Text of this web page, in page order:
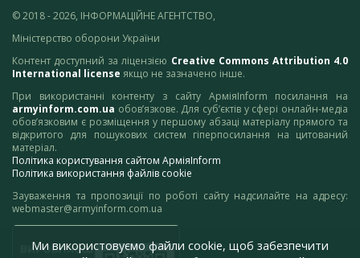
© 2018 - 2026, ІНФОРМАЦІЙНЕ АГЕНТСТВО,
Міністерство оборони України
Контент доступний за ліцензією Creative Commons Attribution 4.0
International license якщо не зазначено інше.
При використанні контенту з сайту АрміяInform посилання на
armyinform.com.ua обов’язкове. Для суб’єктів у сфері онлайн-медіа
обов’язковим є розміщення у першому абзаці матеріалу прямого та
відкритого для пошукових систем гіперпосилання на цитований
матеріал.
Політика користування сайтом АрміяInform
Політика використання файлів cookie
Зауваження та пропозиції по роботі сайту надсилайте на адресу:
webmaster@armyinform.com.ua
Ми використовуємо файли cookie, щоб забезпечити